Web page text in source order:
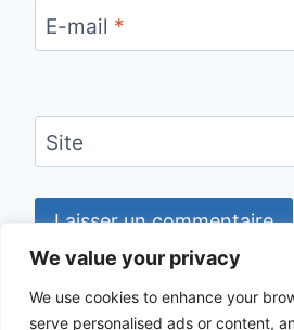
We value your privacy
We use cookies to enhance your
serve personalised ads or content,
E-mail *
Site